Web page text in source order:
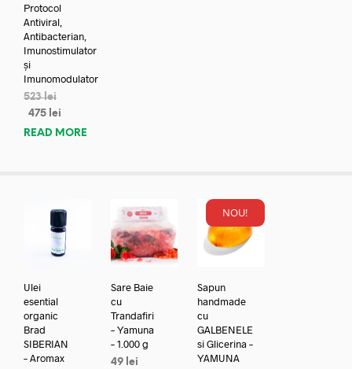
Protocol
Antiviral,
Antibacterian,
Imunostimulator
și
Imunomodulator
523lei
475 lei
READ MORE
Ulei
esential
organic
Brad
SIBERIAN
– Aromax
Sare Baie
cu
Trandafiri
– Yamuna
– 1.000 g
49 lei
NOU!
Sapun
handmade
cu
GALBENELE
si Glicerina –
YAMUNA